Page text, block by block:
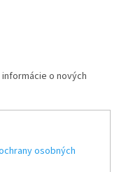
o nových
osobných